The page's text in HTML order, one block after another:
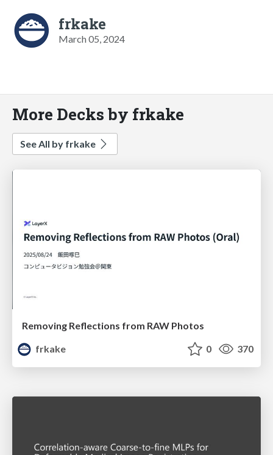
frkake
March 05, 2024
More Decks by frkake
See All by frkake
Removing Reflections from RAW Photos
frkake
0 370